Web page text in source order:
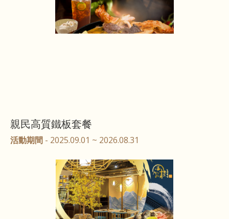
親民高質鐵板套餐
活動期間 - 2025.09.01 ~ 2026.08.31